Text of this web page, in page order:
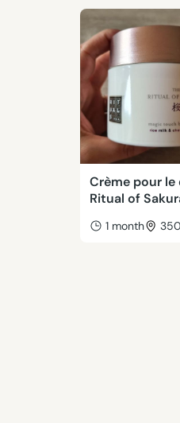
Crème pour le
Ritual of
1 month